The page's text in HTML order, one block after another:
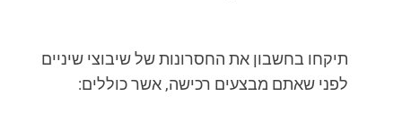
תיקחו בחשבון את החסרונות של שיבוצי שיניים
לפני שאתם מבצעים רכישה, אשר כוללים: